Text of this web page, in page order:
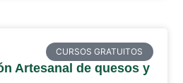
CURSOS GRATUITOS
Artesanal de quesos y